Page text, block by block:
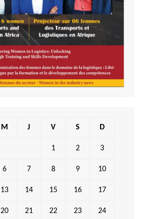
M J V S D
1 2 3
6 7 8 9 10
13 14 15 16 17
20 21 22 23 24